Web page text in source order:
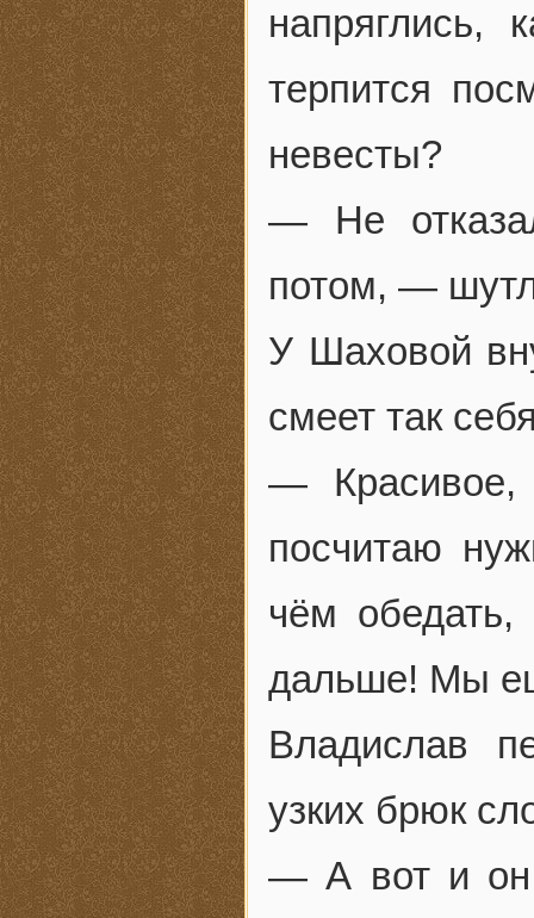
терпится
невесты?
— Не
потом, —
У Шаховой
смеет так
— Красивое,
посчитаю
чём
дальше! Мы
Владислав
узких брюк
— А вот и он.